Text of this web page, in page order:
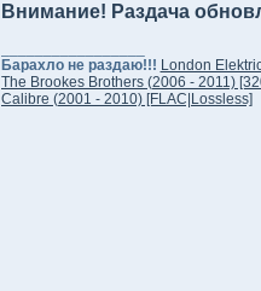
Внимание! Раздача
Барахло не раздаю!!! London
The Brookes Brothers (2006 - 2011)
Calibre (2001 - 2010) [FLAC|Lossless]